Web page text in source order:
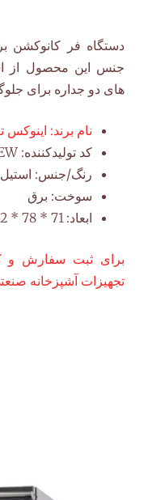
جنس این محصول از
های دو جداره برای
نام برند: اینوکس
کد تولیدکننده:
رنگ/جنس:
سوخت: برق
ابعاد: 71
* 78 * 72 سانتی متر
برای ثبت سفارش و
تجهیزات آشپزخانه